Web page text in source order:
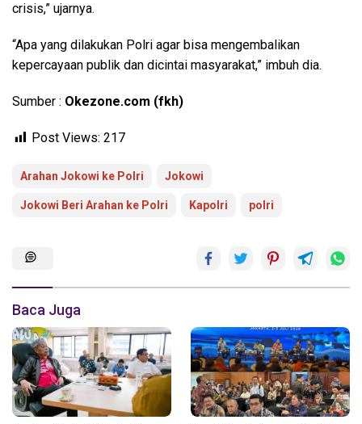
crisis,” ujarnya.
“Apa yang dilakukan Polri agar bisa mengembalikan
kepercayaan publik dan dicintai masyarakat,” imbuh dia.
Sumber : Okezone.com (fkh)
Post Views: 217
Arahan Jokowi ke Polri Jokowi
Jokowi Beri Arahan ke Polri Kapolri polri
Baca Juga